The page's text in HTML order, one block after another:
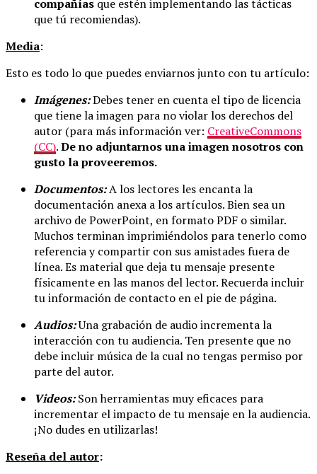
compañías que estén implementando las tácticas
que tú recomiendas).
Media:
Esto es todo lo que puedes enviarnos junto con tu artículo:
Imágenes:Debes tener en cuenta el tipo de licencia
que tiene la imagen para no violar los derechos del
autor (para más información ver: CreativeCommons
(CC).De no adjuntarnos una imagen nosotros con
gusto la proveeremos.
Documentos:A los lectores les encanta la
documentación anexa a los artículos. Bien sea un
archivo de PowerPoint, en formato PDF o similar.
Muchos terminan imprimiéndolos para tenerlo como
referencia y compartir con sus amistades fuera de
línea. Es material que deja tu mensaje presente
físicamente en las manos del lector. Recuerda incluir
tu información de contacto en el pie de página.
Audios:Una grabación de audio incrementa la
interacción con tu audiencia. Ten presente que no
debe incluir música de la cual no tengas permiso por
parte del autor.
Videos:Son herramientas muy eficaces para
incrementar el impacto de tu mensaje en la audiencia.
¡No dudes en utilizarlas!
Reseña del autor: